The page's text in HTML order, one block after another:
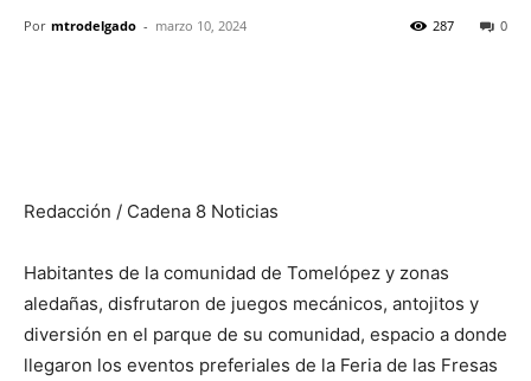
Por mtrodelgado - marzo 10, 2024 0
287
Redacción / Cadena 8 Noticias
Habitantes de la comunidad de Tomelópez y zonas
aledañas, disfrutaron de juegos mecánicos, antojitos y
diversión en el parque de su comunidad, espacio a donde
llegaron los eventos preferiales de la Feria de las Fresas